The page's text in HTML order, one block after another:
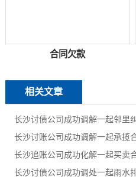
合同欠款
相关文章